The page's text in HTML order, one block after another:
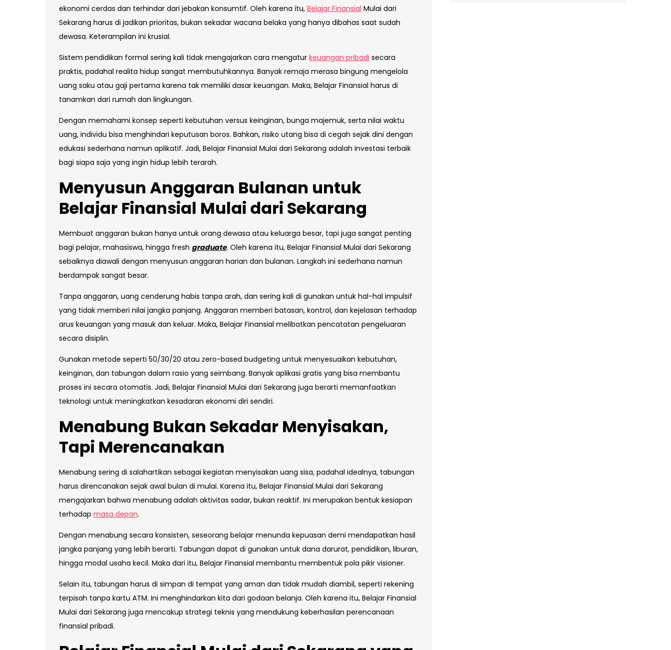
ekonomi cerdas dan terhindar dari jebakan konsumtif. Oleh karena itu, Belajar Finansial Mulai dari
Sekarang harus di jadikan prioritas, bukan sekadar wacana belaka yang hanya dibahas saat sudah
dewasa. Keterampilan ini krusial.
Sistem pendidikan formal sering kali tidak mengajarkan cara mengatur keuangan pribadi secara
praktis, padahal realita hidup sangat membutuhkannya. Banyak remaja merasa bingung mengelola
uang saku atau gaji pertama karena tak memiliki dasar keuangan. Maka, Belajar Finansial harus di
tanamkan dari rumah dan lingkungan.
Dengan memahami konsep seperti kebutuhan versus keinginan, bunga majemuk, serta nilai waktu
uang, individu bisa menghindari keputusan boros. Bahkan, risiko utang bisa di cegah sejak dini dengan
edukasi sederhana namun aplikatif. Jadi, Belajar Finansial Mulai dari Sekarang adalah investasi terbaik
bagi siapa saja yang ingin hidup lebih terarah.
Menyusun Anggaran Bulanan untuk
Belajar Finansial Mulai dari Sekarang
Membuat anggaran bukan hanya untuk orang dewasa atau keluarga besar, tapi juga sangat penting
bagi pelajar, mahasiswa, hingga fresh graduate. Oleh karena itu, Belajar Finansial Mulai dari Sekarang
sebaiknya diawali dengan menyusun anggaran harian dan bulanan. Langkah ini sederhana namun
berdampak sangat besar.
Tanpa anggaran, uang cenderung habis tanpa arah, dan sering kali di gunakan untuk hal-hal impulsif
yang tidak memberi nilai jangka panjang. Anggaran memberi batasan, kontrol, dan kejelasan terhadap
arus keuangan yang masuk dan keluar. Maka, Belajar Finansial melibatkan pencatatan pengeluaran
secara disiplin.
Gunakan metode seperti 50/30/20 atau zero-based budgeting untuk menyesuaikan kebutuhan,
keinginan, dan tabungan dalam rasio yang seimbang. Banyak aplikasi gratis yang bisa membantu
proses ini secara otomatis. Jadi, Belajar Finansial Mulai dari Sekarang juga berarti memanfaatkan
teknologi untuk meningkatkan kesadaran ekonomi diri sendiri.
Menabung Bukan Sekadar Menyisakan,
Tapi Merencanakan
Menabung sering di salahartikan sebagai kegiatan menyisakan uang sisa, padahal idealnya, tabungan
harus direncanakan sejak awal bulan di mulai. Karena itu, Belajar Finansial Mulai dari Sekarang
mengajarkan bahwa menabung adalah aktivitas sadar, bukan reaktif. Ini merupakan bentuk kesiapan
terhadap masa depan.
Dengan menabung secara konsisten, seseorang belajar menunda kepuasan demi mendapatkan hasil
jangka panjang yang lebih berarti. Tabungan dapat di gunakan untuk dana darurat, pendidikan, liburan,
hingga modal usaha kecil. Maka dari itu, Belajar Finansial membantu membentuk pola pikir visioner.
Selain itu, tabungan harus di simpan di tempat yang aman dan tidak mudah diambil, seperti rekening
terpisah tanpa kartu ATM. Ini menghindarkan kita dari godaan belanja. Oleh karena itu, Belajar Finansial
Mulai dari Sekarang juga mencakup strategi teknis yang mendukung keberhasilan perencanaan
finansial pribadi.